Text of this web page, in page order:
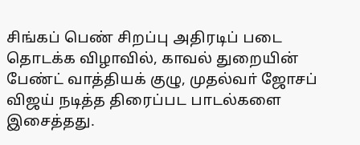
சிங்கப் பெண் சிறப்பு அதிரடிப் படை
தொடக்க விழாவில், காவல் துறையின்
பேண்ட் வாத்தியக் குழு, முதல்வா் ஜோசப்
விஜய் நடித்த திரைப்பட பாடல்களை
இசைத்தது.